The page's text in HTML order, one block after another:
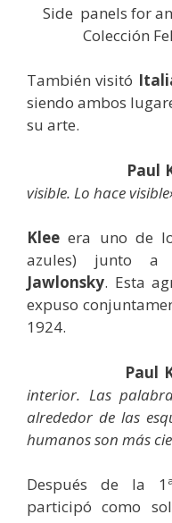
Side panels for
Colección
También visitó
siendo ambos
su arte.
Paul
visible. Lo hace
Klee era uno de
azules) junto a
Jawlonsky. Esta
expuso
1924.
Paul
interior. Las
alrededor de las
humanos son más
Después de la
participó como